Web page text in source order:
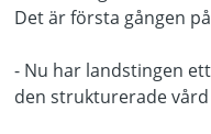
Det är första gången
- Nu har landstingen
den strukturerade